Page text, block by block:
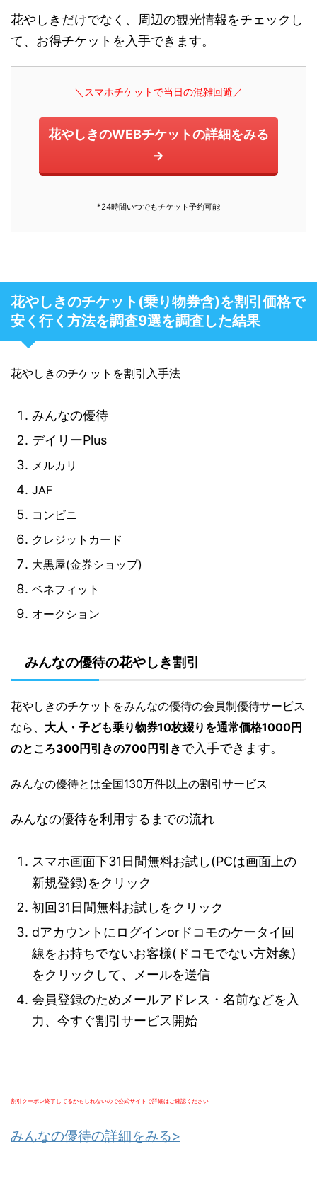
花やしきだけでなく、周辺の観光情報をチェックし
て、お得チケットを入手できます。
＼スマホチケットで当日の混雑回避／
花やしきのWEBチケットの詳細をみる
→
*24時間いつでもチケット予約可能
花やしきのチケット(乗り物券含)を割引価格で
安く行く方法を調査9選を調査した結果
花やしきのチケットを割引入手法
みんなの優待
デイリーPlus
メルカリ
JAF
コンビニ
クレジットカード
大黒屋(金券ショップ)
ベネフィット
オークション
みんなの優待の花やしき割引
花やしきのチケットをみんなの優待の会員制優待サービス
なら、 大人・子ども乗り物券10枚綴りを通常価格1000円
のところ300円引きの700円引きで入手できます。
みんなの優待とは全国130万件以上の割引サービス
みんなの優待を利用するまでの流れ
スマホ画面下31日間無料お試し(PCは画面上の
新規登録)をクリック
初回31日間無料お試しをクリック
dアカウントにログインorドコモのケータイ回
線をお持ちでないお客様(ドコモでない方対象)
をクリックして、メールを送信
会員登録のためメールアドレス・名前などを入
力、今すぐ割引サービス開始
割引クーポン終了してるかもしれないので公式サイトで詳細はご確認ください
みんなの優待の詳細をみる>